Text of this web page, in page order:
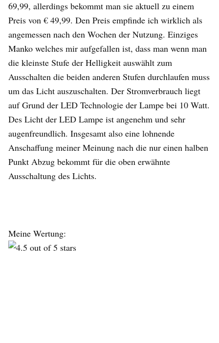
69,99, allerdings bekommt man sie aktuell zu einem
Preis von € 49,99. Den Preis empfinde ich wirklich als
angemessen nach den Wochen der Nutzung. Einziges
Manko welches mir aufgefallen ist, dass man wenn man
die kleinste Stufe der Helligkeit auswählt zum
Ausschalten die beiden anderen Stufen durchlaufen muss
um das Licht auszuschalten. Der Stromverbrauch liegt
auf Grund der LED Technologie der Lampe bei 10 Watt.
Des Licht der LED Lampe ist angenehm und sehr
augenfreundlich. Insgesamt also eine lohnende
Anschaffung meiner Meinung nach die nur einen halben
Punkt Abzug bekommt für die oben erwähnte
Ausschaltung des Lichts.
Meine Wertung: